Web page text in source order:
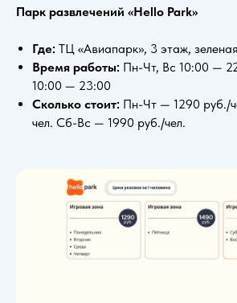
Парк развлечений «Hello Park»
Где: ТЦ «Авиапарк», 3 этаж,
Время работы: Пн-Чт, Вс 10:00 —
10:00 — 23:00
Сколько стоит: Пн-Чт — 1290 руб./
чел. Сб-Вс — 1990 руб./чел.